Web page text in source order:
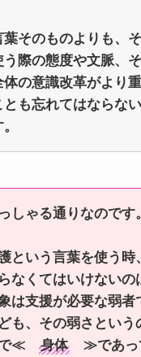
葉そのものよりも、そ
際の態度や文脈、そ
体の意識改革がより重
とも忘れてはならない
しゃる通りなのです。
という言葉を使う時
なくてはいけないの
は支援が必要な弱者
も、その弱さという
で≪
身体≫であっ